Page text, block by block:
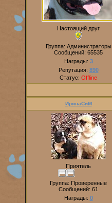
Настоящий друг
Группа: Администраторы
Сообщений: 65535
Награды: 3
Репутация: 890
Статус: Offline
ИринаСиМ
Приятель
Группа: Проверенные
Сообщений: 61
Награды: 0